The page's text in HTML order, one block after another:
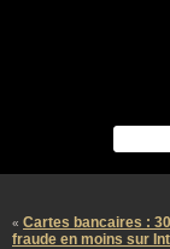
« Cartes bancaires :
fraude en moins sur